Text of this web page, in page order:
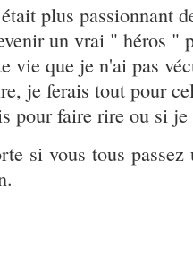
plus passionnant
un vrai " héros "
vie que je n'ai pas
je ferais tout pour
pour faire rire ou si
si vous tous passez